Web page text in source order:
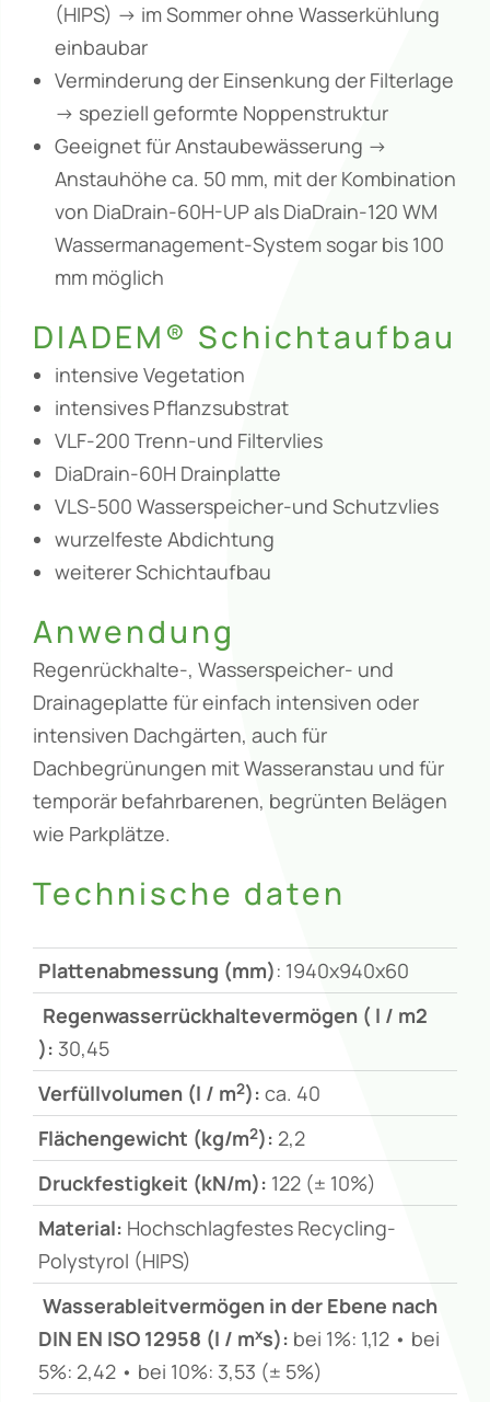
(HIPS) -> im Sommer ohne Wasserkühlung
einbaubar
Verminderung der Einsenkung der Filterlage
-> speziell geformte Noppenstruktur
Geeignet für Anstaubewässerung ->
Anstauhöhe ca. 50 mm, mit der Kombination
von DiaDrain-60H-UP als DiaDrain-120 WM
Wassermanagement-System sogar bis 100
mm möglich
DIADEM® Schichtaufbau
intensive Vegetation
intensives Pflanzsubstrat
VLF-200 Trenn-und Filtervlies
DiaDrain-60H Drainplatte
VLS-500 Wasserspeicher-und Schutzvlies
wurzelfeste Abdichtung
weiterer Schichtaufbau
Anwendung
Regenrückhalte-, Wasserspeicher- und
Drainageplatte für einfach intensiven oder
intensiven Dachgärten, auch für
Dachbegrünungen mit Wasseranstau und für
temporär befahrbarenen, begrünten Belägen
wie Parkplätze.
Technische daten
Plattenabmessung (mm): 1940x940x60
Regenwasserrückhaltevermögen ( l / m2
): 30,45
Verfüllvolumen (l / m2): ca. 40
Flächengewicht (kg/m2): 2,2
Druckfestigkeit (kN/m): 122 (± 10%)
Material: Hochschlagfestes Recycling-
Polystyrol (HIPS)
Wasserableitvermögen in der Ebene nach
DIN EN ISO 12958 (l / mxs): bei 1%: 1,12 • bei
5%: 2,42 • bei 10%: 3,53 (± 5%)